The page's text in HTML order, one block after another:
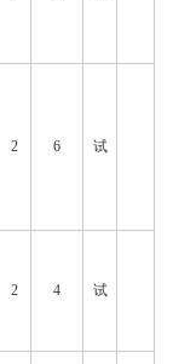
2 6 试
2 4 试